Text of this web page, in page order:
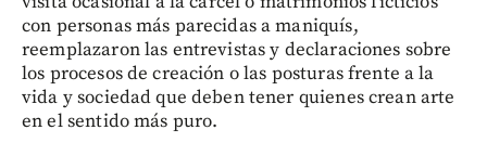
con personas más parecidas a maniquís,
reemplazaron las entrevistas y declaraciones sobre
los procesos de creación o las posturas frente a la
vida y sociedad que deben tener quienes crean arte
en el sentido más puro.